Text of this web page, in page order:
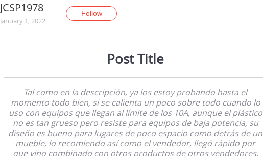
JCSP1978
January 1, 2022
Follow
Post Title
Tal como en la descripción, ya los estoy probando hasta el
momento todo bien, si se calienta un poco sobre todo cuando lo
uso con equipos que llegan al límite de los 10A, aunque el plástico
no es tan grueso pero resiste para equipos de baja potencia, su
diseño es bueno para lugares de poco espacio como detrás de un
mueble, lo recomiendo así como el vendedor, llegó rápido por
que vino combinado con otros productos de otros vendedores.